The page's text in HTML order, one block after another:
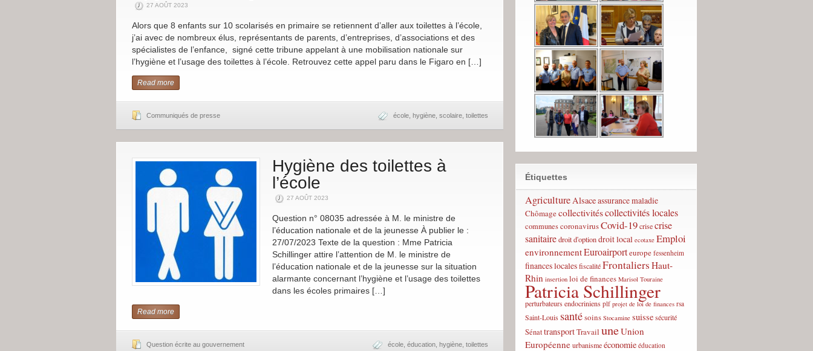
27 AOÛT 2023
Alors que 8 enfants sur 10 scolarisés en primaire se retiennent d’aller aux toilettes à l’école,
j’ai avec de nombreux élus, représentants de parents, d’entreprises, d’associations et des
spécialistes de l’enfance, signé cette tribune appelant à une mobilisation nationale sur
l’hygiène et l’usage des toilettes à l’école. Retrouvez cette appel paru dans le Figaro en […]
Read more
Communiqués de presse école hygiène scolaire toilettes
Hygiène des toilettes à
l’école
27 AOÛT 2023
Question n° 08035 adressée à M. le ministre de
l’éducation nationale et de la jeunesse À publier le :
27/07/2023 Texte de la question : Mme Patricia
Schillinger attire l’attention de M. le ministre de
l’éducation nationale et de la jeunesse sur la situation
alarmante concernant l’hygiène et l’usage des toilettes
dans les écoles primaires […]
Read more
Question écrite au gouvernement école éducation hygiène toilettes
Étiquettes
Agriculture Alsaceassurance maladie
Chômagecollectivitéscollectivités locales
communescoronavirusCovid-19crisecrise
sanitairedroit d'optiondroit local ecotaxe Emploi
environnementEuroairporteurope fessenheim
finances localesfiscalitéFrontaliers Haut-
Rhin insertion loi de finances Marisol Touraine
Patricia Schillinger
perturbateurs endocriniens plf projet de loi de finances rsa
Saint-Louis santésoins Stocamine suissesécurité
SénattransportTravail uneUnion
Européenneurbanismeéconomie éducation